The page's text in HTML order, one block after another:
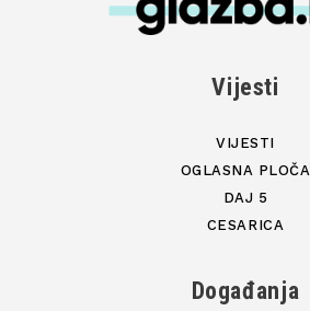
Vijesti
VIJESTI
OGLASNA PLOČA
DAJ 5
CESARICA
Događanja